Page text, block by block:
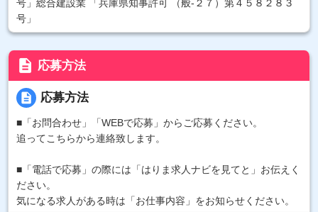
号」総合建設業 「兵庫県知事許可 （般-２７）第４５８２８３
号」
description 応募方法
description 応募方法
■「お問合わせ」「WEBで応募」からご応募ください。
追ってこちらから連絡致します。
■「電話で応募」の際には「はりま求人ナビを見てと」お伝えく
ださい。
気になる求人がある時は「お仕事内容」をお知らせください。